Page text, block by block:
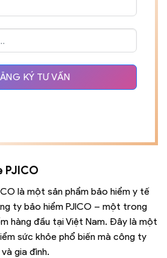
KÝ TƯ VẤN
PJICO
là một sản phẩm bảo hiểm y tế
ty bảo hiểm PJICO – một trong
hàng đầu tại Việt Nam. Đây là một
sức khỏe phổ biến mà công ty
gia đình.